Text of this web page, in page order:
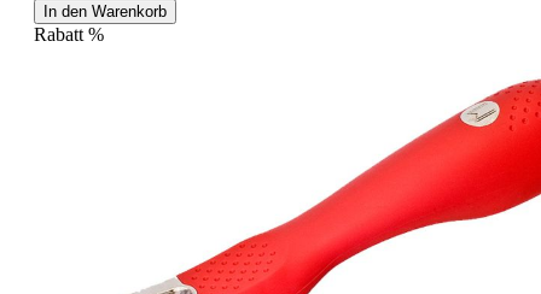
In den Warenkorb
Rabatt %